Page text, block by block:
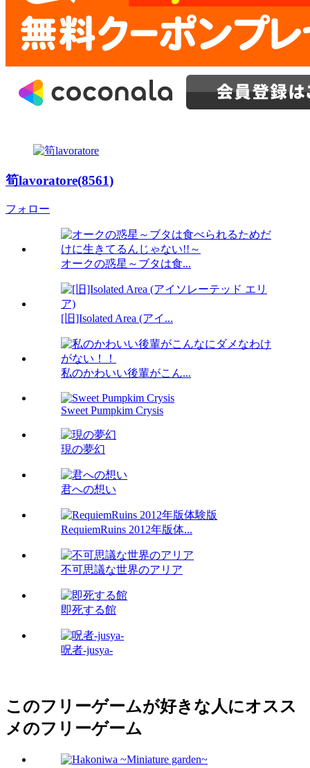
筍lavoratore(8561)
フォロー
オークの惑星～ブタは食...
[旧]Isolated Area (アイ...
私のかわいい後輩がこん...
Sweet Pumpkim Crysis
現の夢幻
君への想い
RequiemRuins 2012年版体...
不可思議な世界のアリア
即死する館
呪者-jusya-
このフリーゲームが好きな人にオスス
メのフリーゲーム